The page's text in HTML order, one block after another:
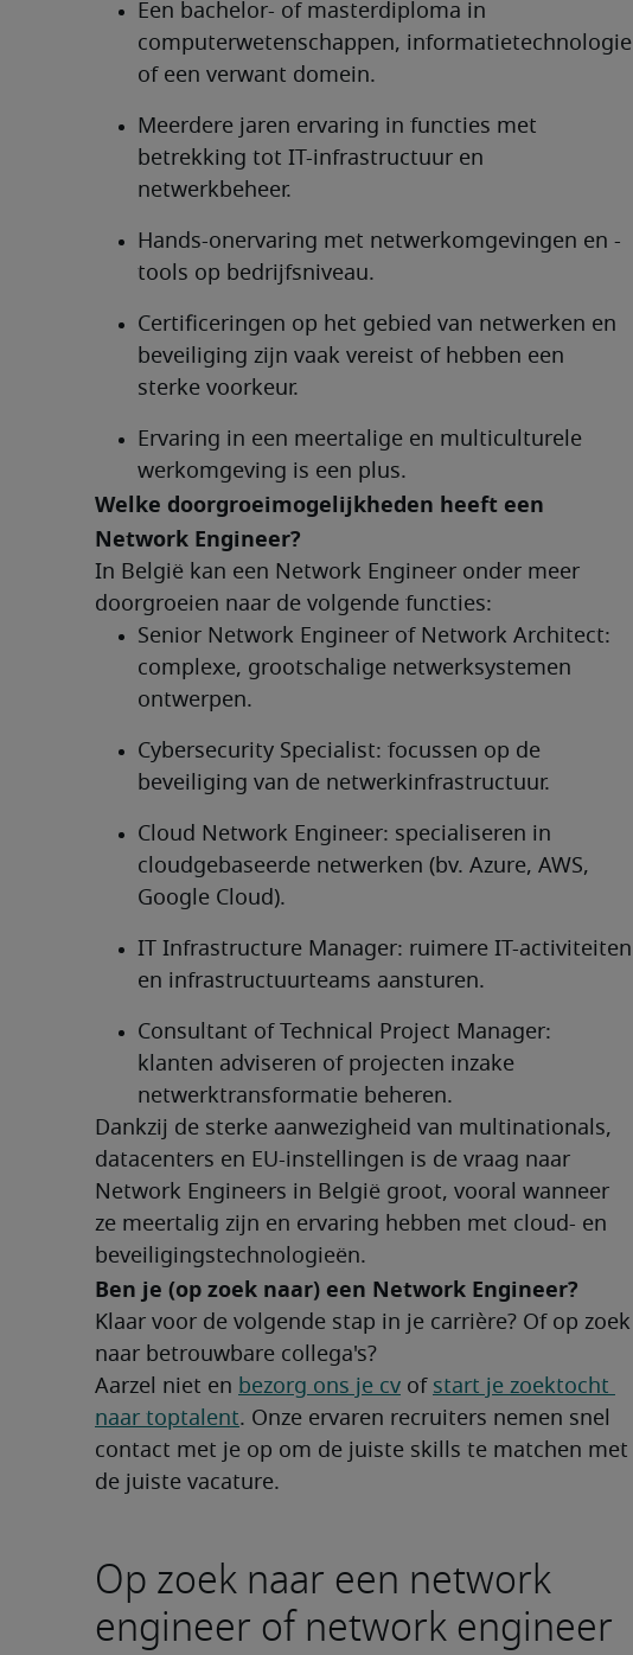
Een bachelor- of masterdiploma in
computerwetenschappen, informatietechnologie
of een verwant domein.
Meerdere jaren ervaring in functies met
betrekking tot IT-infrastructuur en
netwerkbeheer.
Hands-onervaring met netwerkomgevingen en -
tools op bedrijfsniveau.
Certificeringen op het gebied van netwerken en
beveiliging zijn vaak vereist of hebben een
sterke voorkeur.
Ervaring in een meertalige en multiculturele
werkomgeving is een plus.
Welke doorgroeimogelijkheden heeft een
In België kan een Network Engineer onder meer
doorgroeien naar de volgende functies:
Senior Network Engineer of Network Architect:
complexe, grootschalige netwerksystemen
ontwerpen.
Cybersecurity Specialist: focussen op de
beveiliging van de netwerkinfrastructuur.
Cloud Network Engineer: specialiseren in
cloudgebaseerde netwerken (bv. Azure, AWS,
Google Cloud).
IT Infrastructure Manager: ruimere IT-activiteiten
en infrastructuurteams aansturen.
Consultant of Technical Project Manager:
klanten adviseren of projecten inzake
netwerktransformatie beheren.
Dankzij de sterke aanwezigheid van multinationals,
datacenters en EU-instellingen is de vraag naar
Network Engineers in België groot, vooral wanneer
ze meertalig zijn en ervaring hebben met cloud- en
beveiligingstechnologieën.
Ben je (op zoek naar) een Network Engineer?
Klaar voor de volgende stap in je carrière? Of op zoek
naar betrouwbare collega's?
Aarzel niet en bezorg ons je cv of start je zoektocht
naar toptalent. Onze ervaren recruiters nemen snel
contact met je op om de juiste skills te matchen met
de juiste vacature.
Op zoek naar een network
engineer of network engineer